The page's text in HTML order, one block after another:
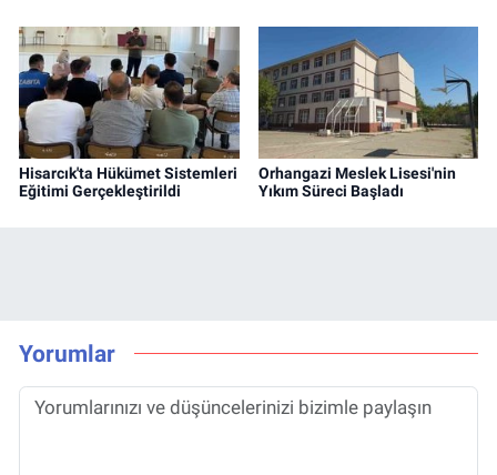
Hisarcık'ta Hükümet Sistemleri
Eğitimi Gerçekleştirildi
Orhangazi Meslek Lisesi'nin
Yıkım Süreci Başladı
Yorumlar